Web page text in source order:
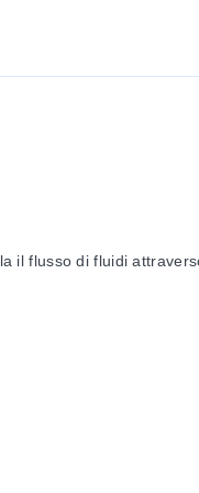
flusso di fluidi
Una valvola